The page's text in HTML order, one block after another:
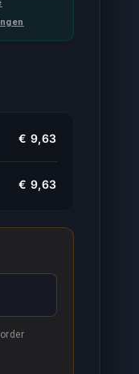
€ 9,63
€ 9,63